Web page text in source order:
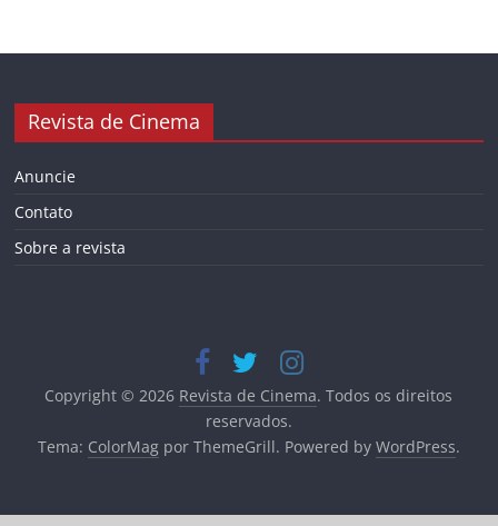
Revista de Cinema
Anuncie
Contato
Sobre a revista
Copyright © 2026 Revista de Cinema. Todos os direitos
reservados.
Tema: ColorMagpor ThemeGrill. Powered by WordPress.